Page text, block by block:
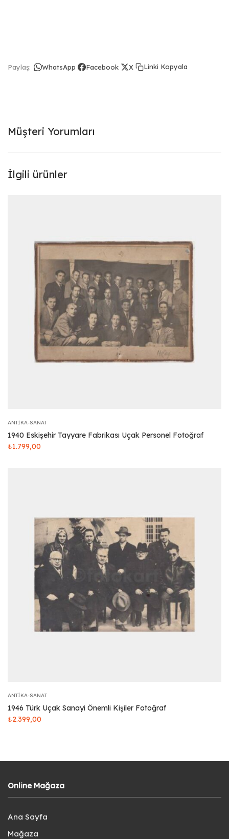
Paylaş: WhatsApp Facebook X Linki Kopyala
Müşteri Yorumları
İlgili ürünler
ANTIKA-SANAT
1940 Eskişehir Tayyare Fabrikası Uçak Personel Fotoğraf
₺1.799,00
ANTIKA-SANAT
1946 Türk Uçak Sanayi Önemli Kişiler Fotoğraf
₺2.399,00
Online Mağaza
Ana Sayfa
Mağaza